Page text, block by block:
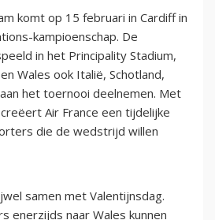
komt op 15 februari in Cardiff in
kampioenschap. De
in het Principality Stadium,
Wales ook Italië, Schotland,
het toernooi deelnemen. Met
Air France een tijdelijke
die de wedstrijd willen
samen met Valentijnsdag.
enerzijds naar Wales kunnen